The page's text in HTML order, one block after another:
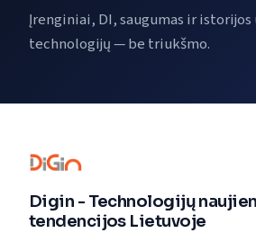
Įrenginiai, DI, saugumas ir istorijos
technologijų — be triukšmo.
Digin - Technologijų
tendencijos Lietuvoje